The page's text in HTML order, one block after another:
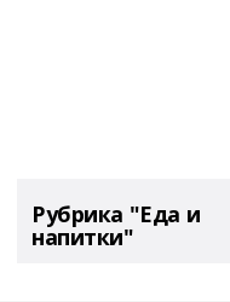
Рубрика "Еда и
напитки"